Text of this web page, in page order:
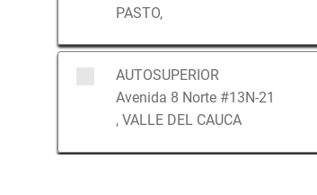
PASTO,
AUTOSUPERIOR
Avenida 8 Norte #13N-21
, VALLE DEL CAUCA